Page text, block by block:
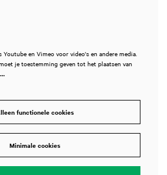
en Vimeo voor video's en andere media.
je toestemming geven tot het plaatsen van
functionele cookies
Minimale cookies